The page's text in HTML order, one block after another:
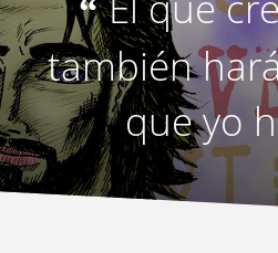
“
también
que yo